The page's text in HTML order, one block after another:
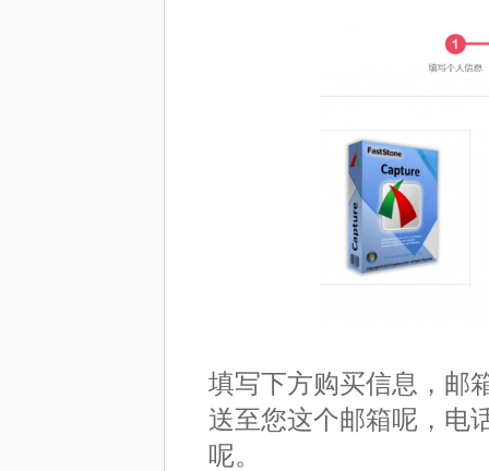
填写下方购买信息，邮
送至您这个邮箱呢，电
呢。